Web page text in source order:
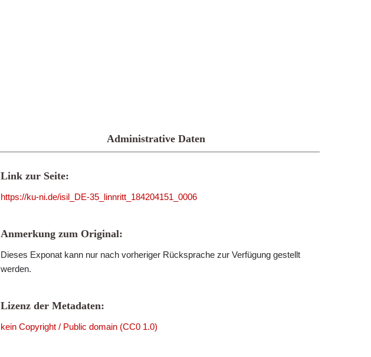
Administrative Daten
Link zur Seite:
https://ku-ni.de/isil_DE-35_linnritt_184204151_0006
Anmerkung zum Original:
Dieses Exponat kann nur nach vorheriger Rücksprache zur Verfügung gestellt
werden.
Lizenz der Metadaten:
kein Copyright / Public domain (CC0 1.0)